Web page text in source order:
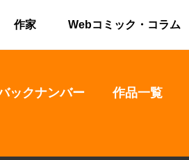
作家 Webコミック・コラム
ックナンバー 作品一覧